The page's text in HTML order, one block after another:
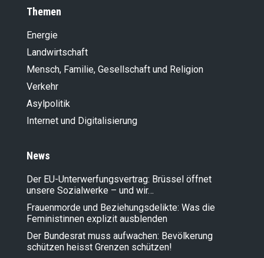
Themen
Energie
Landwirt­schaft
Mensch, Familie, Gesellschaft und Religion
Verkehr
Asylpolitik
Internet und Digitalisierung
News
Der EU-Unterwerfungsvertrag: Brüssel öffnet
unsere Sozialwerke – und wir…
Frauenmorde und Beziehungsdelikte: Was die
Feministinnen explizit ausblenden
Der Bundesrat muss aufwachen: Bevölkerung
schützen heisst Grenzen schützen!